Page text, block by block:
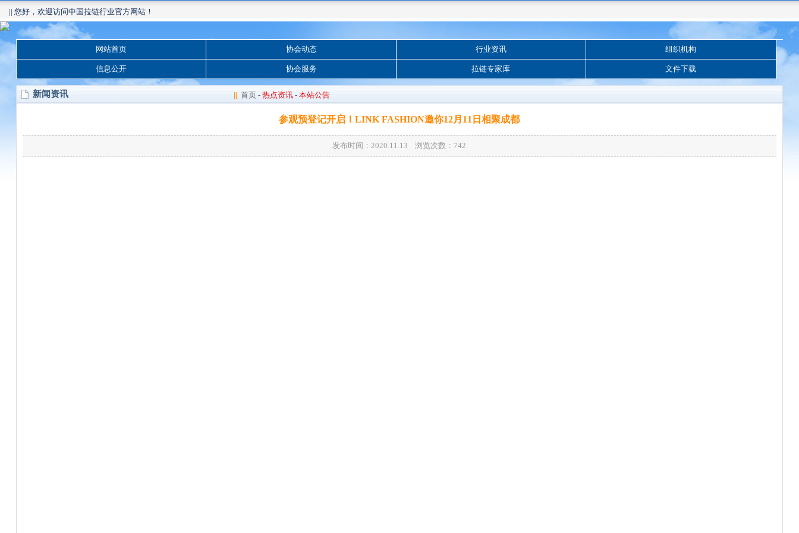
|| 您好，欢迎访问中国拉链行业官方网站！
网站首页 协会动态 行业资讯 组织机构
信息公开 协会服务 拉链专家库 文件下载
新闻资讯 || 首页- 热点资讯- 本站公告
参观预登记开启！LINK FASHION邀你12月11日相聚成都
发布时间：2020.11.13 浏览次数： 742